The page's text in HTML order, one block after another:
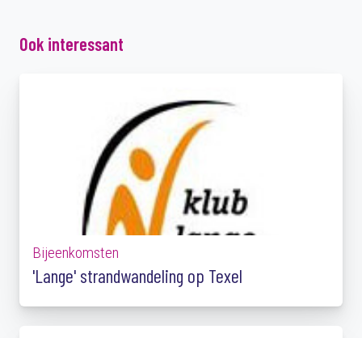
Ook interessant
Bijeenkomsten
'Lange' strandwandeling op Texel